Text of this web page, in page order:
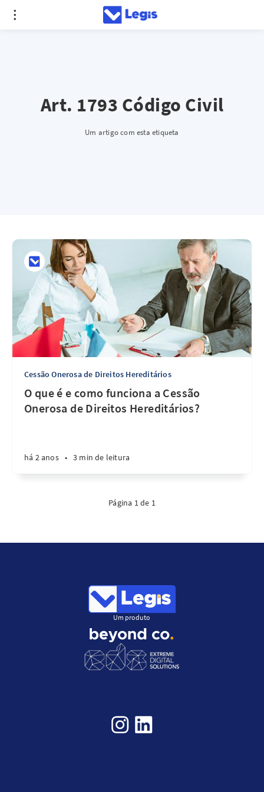
Art. 1793 Código Civil
Um artigo com esta etiqueta
Cessão Onerosa de Direitos Hereditários
O que é e como funciona a Cessão
Onerosa de Direitos Hereditários?
há 2 anos • 3 min de leitura
Página 1 de 1
Um produto